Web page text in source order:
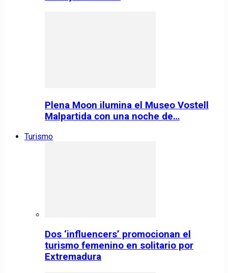
Plena Moon ilumina el Museo Vostell
Malpartida con una noche de…
Turismo
Dos ‘influencers’ promocionan el
turismo femenino en solitario por
Extremadura